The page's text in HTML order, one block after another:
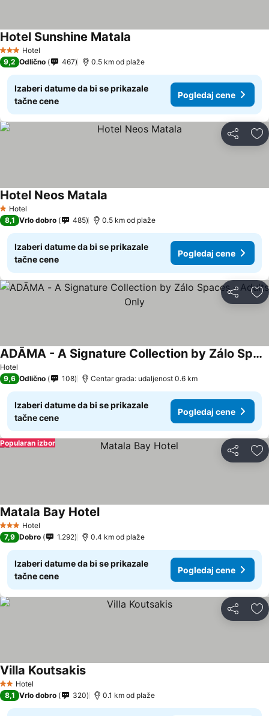
3 Zvezdice
Hotel
Hotel Sunshine Matala
9,2 Odlično 467 0.5 km od plaže
Izaberi datume da bi se prikazale
tačne cene
Pogledaj cene
Deli
1 Zvezdice
Hotel
Hotel Neos Matala
8,1 Vrlo dobro 485 0.5 km od plaže
Izaberi datume da bi se prikazale
tačne cene
Pogledaj cene
Deli
Hotel
ADĀMA - A Signature Collection by Zálo Spaces - Adults Only
9,6 Odlično 108 Centar grada: udaljenost 0.6 km
Izaberi datume da bi se prikazale
tačne cene
Pogledaj cene
Deli
Popularan izbor
3 Zvezdice
Hotel
Matala Bay Hotel
7,9 Dobro 1.292 0.4 km od plaže
Izaberi datume da bi se prikazale
tačne cene
Pogledaj cene
Deli
2 Zvezdice
Hotel
Villa Koutsakis
8,1 Vrlo dobro 320 0.1 km od plaže